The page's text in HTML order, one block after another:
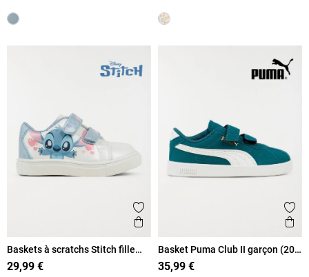
Ajouter aux favoris
Aperçu rapide
Baskets à scratchs Stitch fille
(20-23)
29,99 €
Basket Puma Club II garçon (20-
27)
35,99 €